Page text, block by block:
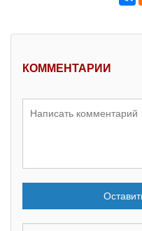
КОММЕНТАРИИ